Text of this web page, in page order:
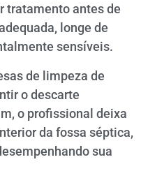
tratamento antes de
longe de
sensíveis.
de limpeza de
o descarte
o profissional deixa
da fossa séptica,
sua